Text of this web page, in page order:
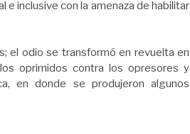
inclusive con la amenaza de habilitar
el odio se transformó en revuelta en
oprimidos contra los opresores y
en donde se produjeron algunos